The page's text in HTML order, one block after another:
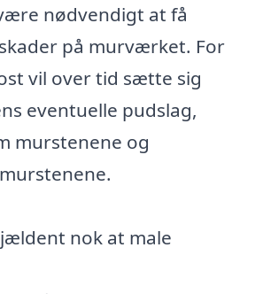
nødvendigt at få
på murværket. For
vil over tid sætte sig
eventuelle pudslag,
murstenene og
nok at male